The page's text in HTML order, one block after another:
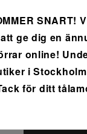
SNART!
ge dig en
online!
i
för ditt